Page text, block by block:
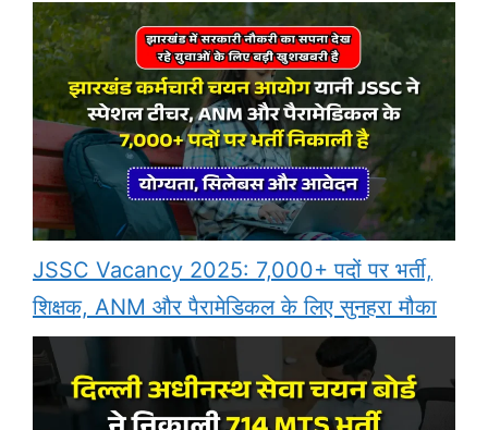
JSSC Vacancy 2025: 7,000+ पदों पर भर्ती,
शिक्षक, ANM और पैरामेडिकल के लिए सुनहरा मौका